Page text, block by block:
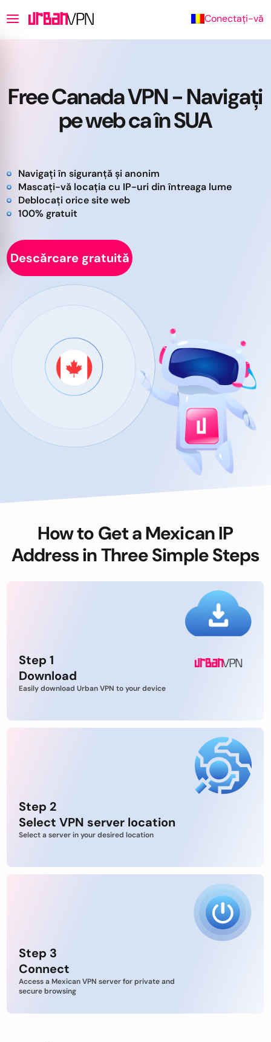
Conectați-vă
Free Canada VPN - Navigați
pe web ca în SUA
Navigați în siguranță și anonim
Mascați-vă locația cu IP-uri din întreaga lume
Deblocați orice site web
100% gratuit
Descărcare gratuită
How to Get a Mexican IP
Address in Three Simple Steps
Step 1
Download
Easily download Urban VPN to your device
Step 2
Select VPN server location
Select a server in your desired location
Step 3
Connect
Access a Mexican VPN server for private and
secure browsing